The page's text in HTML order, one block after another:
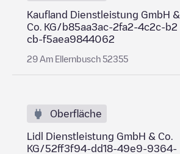
Kaufland Dienstleistung GmbH &
Co. KG/b85aa3ac-2fa2-4c2c-b2
cb-f5aea9844062
29 Am Ellernbusch 52355
Oberfläche
Lidl Dienstleistung GmbH & Co.
KG/52ff3f94-dd18-49e9-9364-